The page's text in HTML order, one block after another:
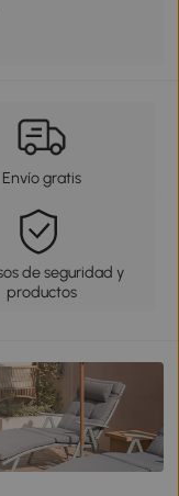
Envío gratis
de seguridad y
productos